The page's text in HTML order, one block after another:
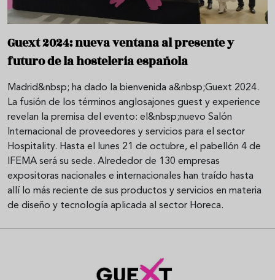
Guext 2024: nueva ventana al presente y
futuro de la hostelería española
Madrid&nbsp; ha dado la bienvenida a&nbsp;Guext 2024.
La fusión de los términos anglosajones guest y experience
revelan la premisa del evento: el&nbsp;nuevo Salón
Internacional de proveedores y servicios para el sector
Hospitality. Hasta el lunes 21 de octubre, el pabellón 4 de
IFEMA será su sede. Alrededor de 130 empresas
expositoras nacionales e internacionales han traído hasta
allí lo más reciente de sus productos y servicios en materia
de diseño y tecnología aplicada al sector Horeca.